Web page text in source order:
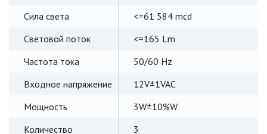
Сила света
<=61 584 mcd
Световой поток
<=165 Lm
Частота тока
50/60 Hz
Входное напряжение
12V±1VAC
Мощность
3W±10%W
Количество
3